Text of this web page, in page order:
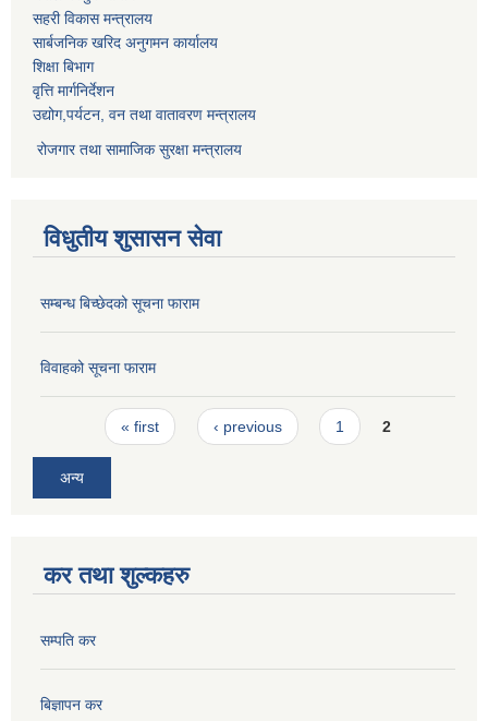
सहरी विकास मन्त्रालय
सार्बजनिक खरिद अनुगमन कार्यालय
शिक्षा बिभाग
वृत्ति मार्गनिर्देशन
उद्योग,पर्यटन, वन तथा वातावरण मन्त्रालय
रोजगार तथा सामाजिक सुरक्षा मन्त्रालय
विधुतीय शुसासन सेवा
सम्बन्ध बिच्छेदको सूचना फाराम
विवाहको सूचना फाराम
Pages« first ‹ previous 1 2
अन्य
कर तथा शुल्कहरु
सम्पति कर
बिज्ञापन कर